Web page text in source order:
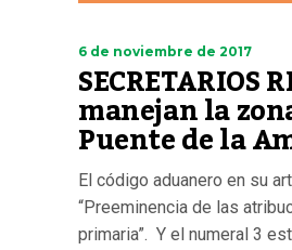
6 de noviembre de 2017
SECRETARIOS
manejan la
Puente de la
El código aduanero en su
“Preeminencia de las
primaria”. Y el numeral 3